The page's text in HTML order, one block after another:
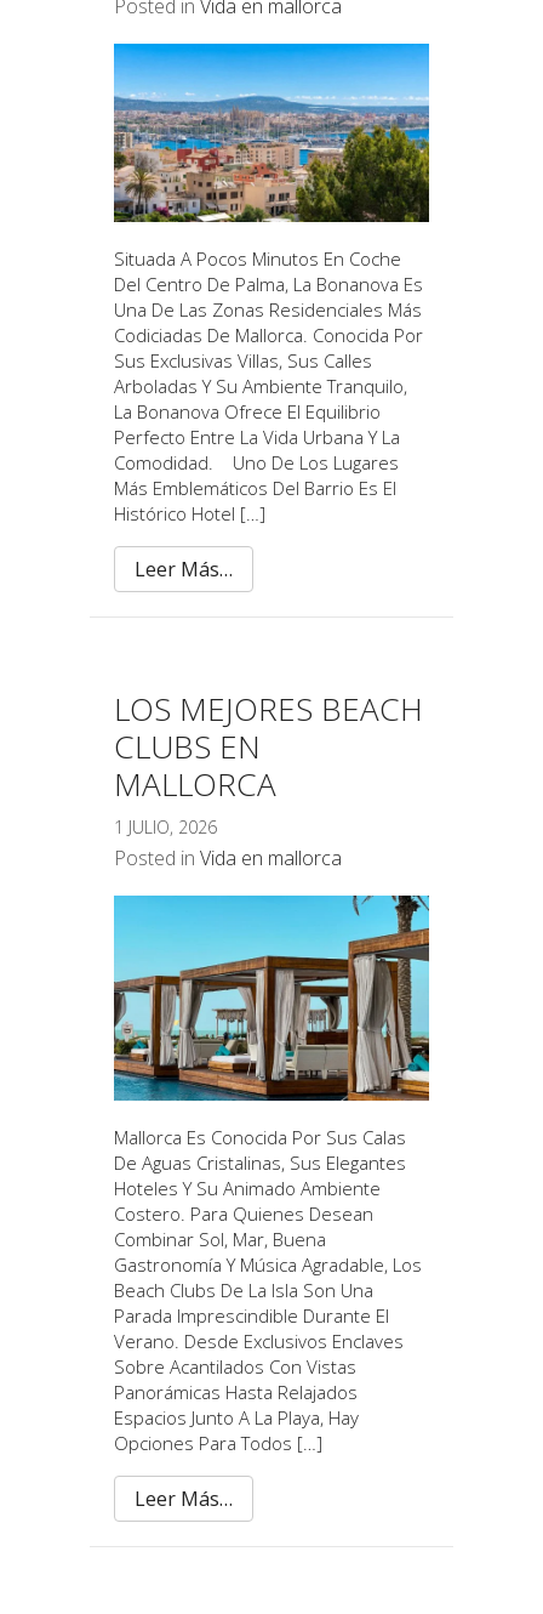
Posted in Vida en mallorca
Situada A Pocos Minutos En Coche
Del Centro De Palma, La Bonanova Es
Una De Las Zonas Residenciales Más
Codiciadas De Mallorca. Conocida Por
Sus Exclusivas Villas, Sus Calles
Arboladas Y Su Ambiente Tranquilo,
La Bonanova Ofrece El Equilibrio
Perfecto Entre La Vida Urbana Y La
Comodidad. Uno De Los Lugares
Más Emblemáticos Del Barrio Es El
Histórico Hotel […]
Leer Más…
LOS MEJORES BEACH
CLUBS EN
MALLORCA
1 JULIO, 2026
Posted in Vida en mallorca
Mallorca Es Conocida Por Sus Calas
De Aguas Cristalinas, Sus Elegantes
Hoteles Y Su Animado Ambiente
Costero. Para Quienes Desean
Combinar Sol, Mar, Buena
Gastronomía Y Música Agradable, Los
Beach Clubs De La Isla Son Una
Parada Imprescindible Durante El
Verano. Desde Exclusivos Enclaves
Sobre Acantilados Con Vistas
Panorámicas Hasta Relajados
Espacios Junto A La Playa, Hay
Opciones Para Todos […]
Leer Más…